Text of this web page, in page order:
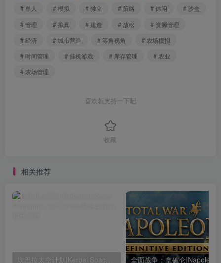
# 单人
# 模拟 # 独立 # 策略 # 休闲
# 沙盒
# 管理
# 拟真 # 建造 # 放松
# 资源管理
# 经济
# 城市营造 # 等角视角
# 农场模拟
# 时间管理
# 挂机游戏 # 库存管理
# 农业
# 农场管理
喜欢就支持一下吧
收藏
相关推荐
坎巴拉太空计划|Kerbal Space Program|1.12.5.3190|整合全DLC